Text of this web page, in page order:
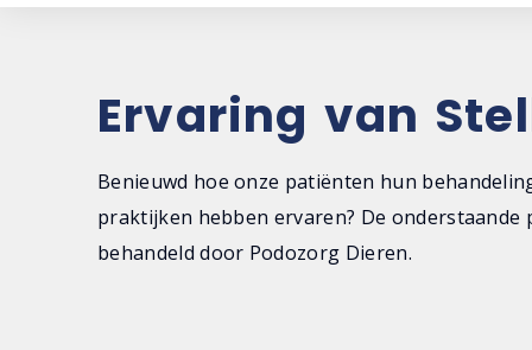
Ervaring van
Benieuwd hoe onze patiënten hun
praktijken hebben ervaren? De onderstaande
behandeld door Podozorg Dieren.